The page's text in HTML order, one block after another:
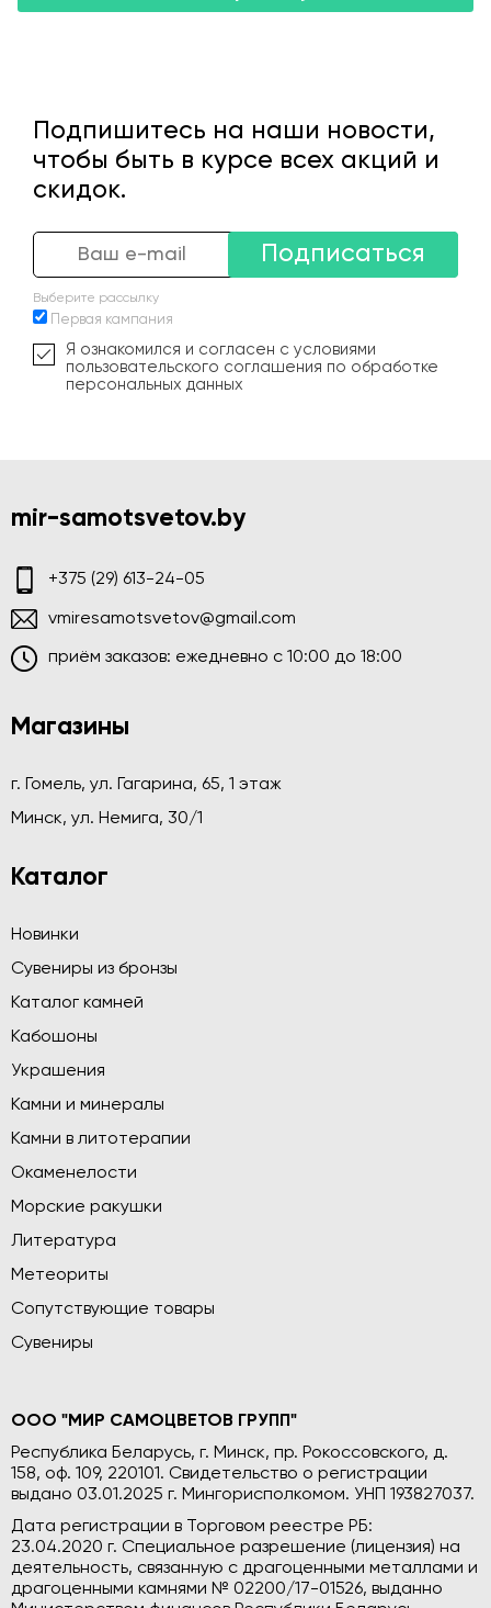
Подпишитесь на наши новости,
чтобы быть в курсе всех акций и
скидок.
Подписаться
Выберите рассылку
Первая кампания
Я ознакомился и согласен с условиями
пользовательского соглашения по обработке
персональных данных
mir-samotsvetov.by
+375 (29) 613-24-05
vmiresamotsvetov@gmail.com
приём заказов: ежедневно c 10:00 до 18:00
Магазины
г. Гомель, ул. Гагарина, 65, 1 этаж
Минск, ул. Немига, 30/1
Каталог
Новинки
Сувениры из бронзы
Каталог камней
Кабошоны
Украшения
Камни и минералы
Камни в литотерапии
Окаменелости
Морские ракушки
Литература
Метеориты
Сопутствующие товары
Сувениры
ООО "МИР САМОЦВЕТОВ ГРУПП"
Республика Беларусь, г. Минск, пр. Рокоссовского, д.
158, оф. 109, 220101. Свидетельство о регистрации
выдано 03.01.2025 г. Мингорисполкомом. УНП 193827037.
Дата регистрации в Торговом реестре РБ:
23.04.2020 г. Специальное разрешение (лицензия) на
деятельность, связанную с драгоценными металлами и
драгоценными камнями № 02200/17-01526, выданно